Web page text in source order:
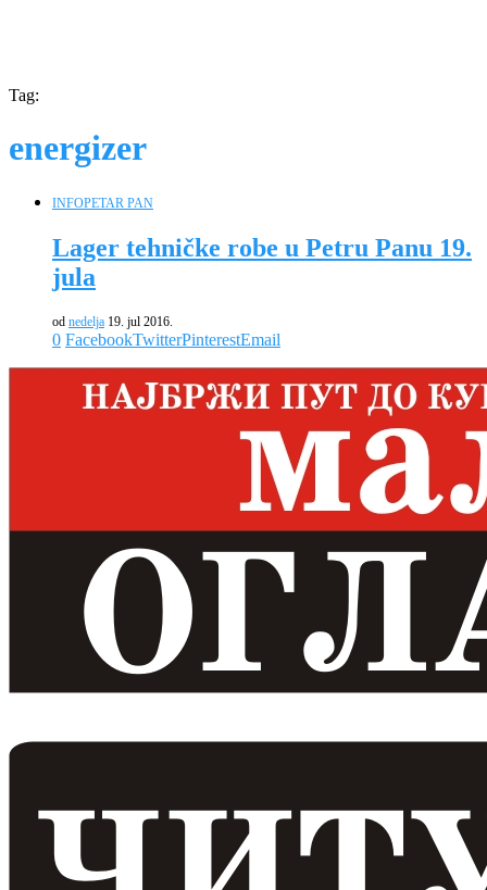
Tag:
energizer
INFOPETAR PAN
Lager tehničke robe u Petru Panu 19.
jula
od nedelja 19. jul 2016.
0 FacebookTwitterPinterestEmail